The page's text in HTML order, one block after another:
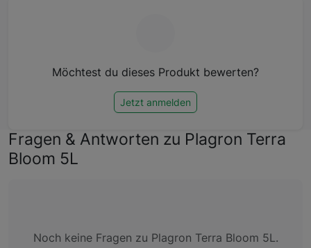
Möchtest du dieses Produkt bewerten?
Jetzt anmelden
Fragen & Antworten zu Plagron Terra
Bloom 5L
Noch keine Fragen zu Plagron Terra Bloom 5L.